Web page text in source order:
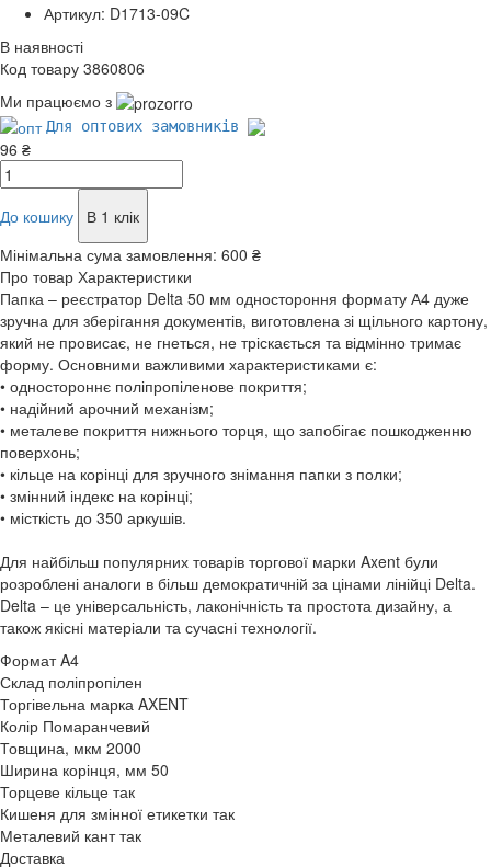
Артикул: D1713-09C
В наявності
Код товару 3860806
Ми працюємо з
Для оптових замовників
96 ₴
До кошику
В 1 клік
Мінімальна сума замовлення: 600 ₴
Про товар Характеристики
Папка – реєстратор Delta 50 мм одностороння формату А4 дуже
зручна для зберігання документів, виготовлена зі щільного картону,
який не провисає, не гнеться, не тріскається та відмінно тримає
форму. Основними важливими характеристиками є:
• одностороннє поліпропіленове покриття;
• надійний арочний механізм;
• металеве покриття нижнього торця, що запобігає пошкодженню
поверхонь;
• кільце на корінці для зручного знімання папки з полки;
• змінний індекс на корінці;
• місткість до 350 аркушів.
Для найбільш популярних товарів торгової марки Axent були
розроблені аналоги в більш демократичній за цінами лінійці Delta.
Delta – це універсальність, лаконічність та простота дизайну, а
також якісні матеріали та сучасні технології.
Формат A4
Склад поліпропілен
Торгівельна марка AXENT
Колір Помаранчевий
Товщина, мкм 2000
Ширина корінця, мм 50
Торцеве кільце так
Кишеня для змінної етикетки так
Металевий кант так
Доставка